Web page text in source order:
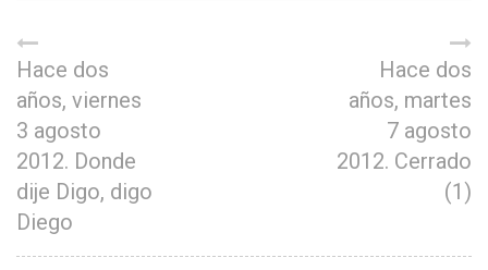
Hace dos
años, viernes
3 agosto
2012. Donde
dije Digo, digo
Diego
Hace dos
años, martes
7 agosto
2012. Cerrado
(1)